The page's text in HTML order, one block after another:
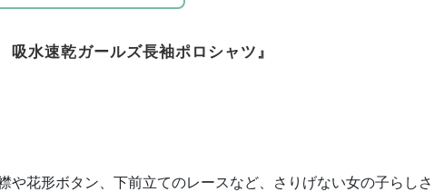
水速乾ガールズ長袖ポロシャツ』
や花形ボタン、下前立てのレースなど、さりげない女の子らしさ